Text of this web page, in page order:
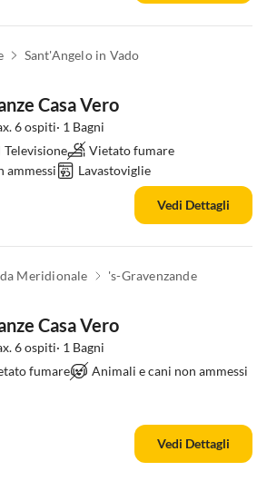
Sant'Angelo in Vado
Casa Vero
6 ospiti· 1 Bagni
Televisione
Vietato fumare
ammessi
Lavastoviglie
Vedi Dettagli
Meridionale 's-Gravenzande
Casa Vero
6 ospiti· 1 Bagni
fumare
Animali e cani non ammessi
Vedi Dettagli